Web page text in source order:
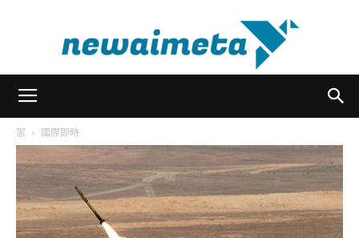
家 國際即時